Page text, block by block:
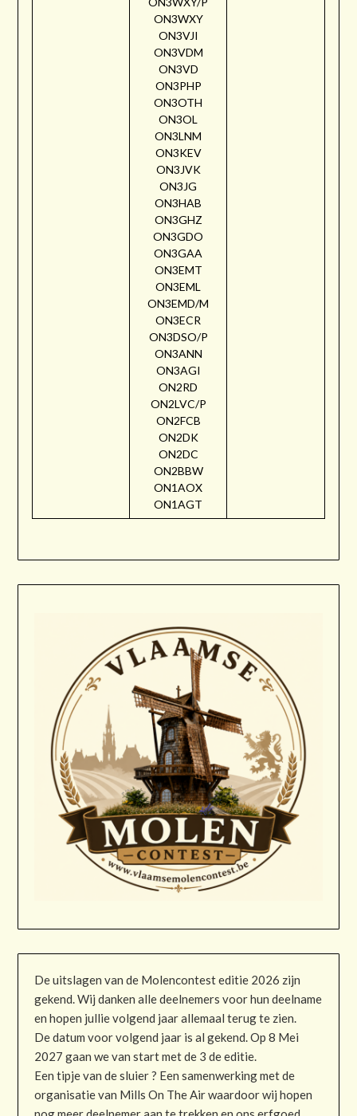
ON3WXY
ON3VJI
ON3VDM
ON3VD
ON3PHP
ON3OTH
ON3OL
ON3LNM
ON3KEV
ON3JVK
ON3JG
ON3HAB
ON3GHZ
ON3GDO
ON3GAA
ON3EMT
ON3EML
ON3EMD/M
ON3ECR
ON3DSO/P
ON3ANN
ON3AGI
ON2RD
ON2LVC/P
ON2FCB
ON2DK
ON2DC
ON2BBW
ON1AOX
ON1AGT
De uitslagen van de Molencontest editie 2026 zijn
gekend. Wij danken alle deelnemers voor hun deelname
en hopen jullie volgend jaar allemaal terug te zien.
De datum voor volgend jaar is al gekend. Op 8 Mei
2027 gaan we van start met de 3 de editie.
Een tipje van de sluier ? Een samenwerking met de
organisatie van Mills On The Air waardoor wij hopen